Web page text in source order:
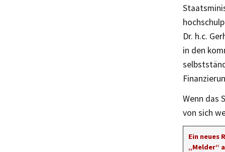
Dr. h.c.
in den
Wenn das
von sich
Ein neues
„Melder“